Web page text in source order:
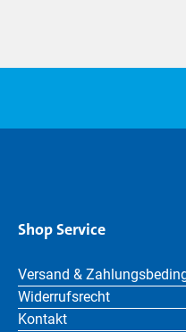
Shop Service
Versand &
Widerrufsrecht
Kontakt